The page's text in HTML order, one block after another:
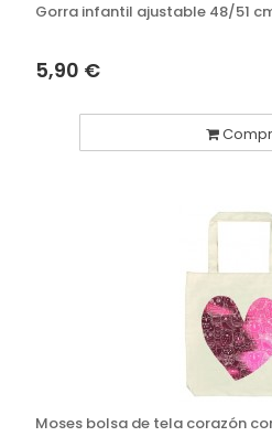
Gorra infantil ajustable 48/51
5,90 €
Moses bolsa de tela corazón